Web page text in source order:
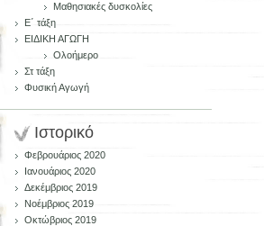
Μαθησιακές δυσκολίες
Ε΄ τάξη
ΕΙΔΙΚΗ ΑΓΩΓΗ
Ολοήμερο
Στ τάξη
Φυσική Αγωγή
Ιστορικό
Φεβρουάριος 2020
Ιανουάριος 2020
Δεκέμβριος 2019
Νοέμβριος 2019
Οκτώβριος 2019